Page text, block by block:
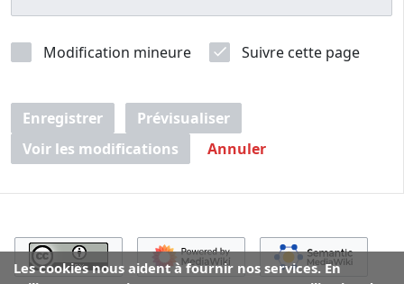
Modification mineure Suivre cette page
Enregistrer
Prévisualiser
Voir les modifications
Annuler
Les cookies nous aident à fournir nos services. En